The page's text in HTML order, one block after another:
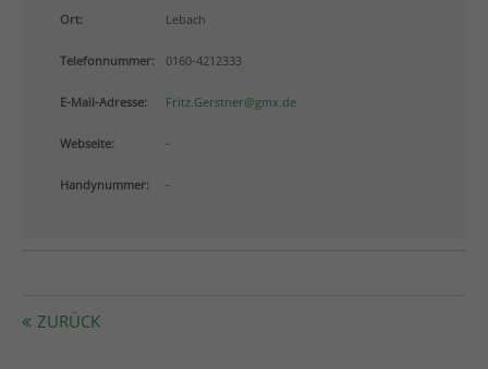
elit.
Aenean commodo ligula eget dolor. Aenean massa.
parturient montes, nascetur ridiculus mus. Donec
Ort: Lebach
Telefonnummer: 0160-4212333
E-Mail-Adresse: Fritz.Gerstner@gmx.de
Webseite: -
Handynummer: -
ZURÜCK